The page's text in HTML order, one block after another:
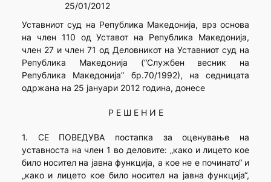
25/01/2012
Уставниот суд на Република Македонија, врз основа
на член 110 од Уставот на Република Македонија,
член 27 и член 71 од Деловникот на Уставниот суд на
Република Македонија (“Службен весник на
Република Македонија” бр.70/1992), на седницата
одржана на 25 јануари 2012 година, донесе
Р Е Ш Е Н И Е
1. СЕ ПОВЕДУВА постапка за оценување на
уставноста на член 1 во деловите: „како и лицето кое
било носител на јавна функција, а кое не е починато“ и
„како и лицето кое било носител на јавна функција“,